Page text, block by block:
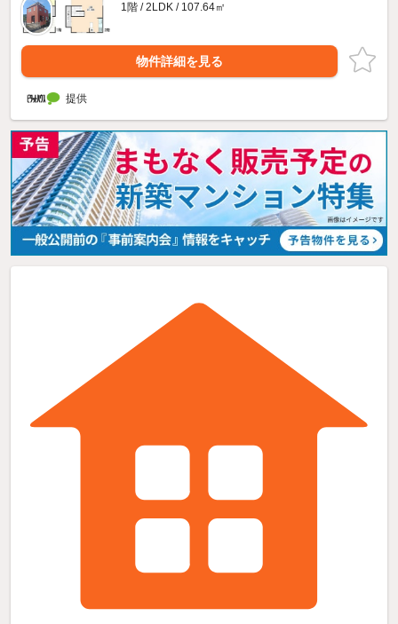
1階 / 2LDK / 107.64㎡
物件詳細を見る
提供